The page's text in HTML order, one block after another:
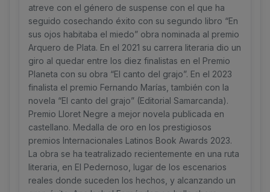
atreve con el género de suspense con el que ha
seguido cosechando éxito con su segundo libro “En
sus ojos habitaba el miedo” obra nominada al premio
Arquero de Plata. En el 2021 su carrera literaria dio un
giro al quedar entre los diez finalistas en el Premio
Planeta con su obra “El canto del grajo”. En el 2023
finalista el premio Fernando Marías, también con la
novela “El canto del grajo” (Editorial Samarcanda).
Premio Lloret Negre a mejor novela publicada en
castellano. Medalla de oro en los prestigiosos
premios Internacionales Latinos Book Awards 2023.
La obra se ha teatralizado recientemente en una ruta
literaria, en El Pedernoso, lugar de los escenarios
reales donde suceden los hechos, y alcanzando un